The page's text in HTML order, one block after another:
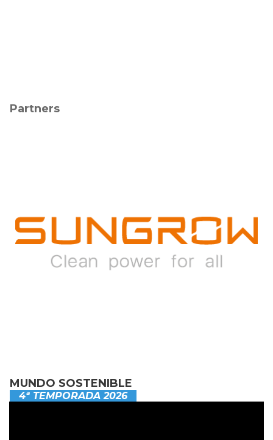
Partners
MUNDO SOSTENIBLE
4ª TEMPORADA 2026